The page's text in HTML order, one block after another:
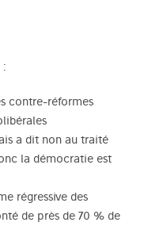
:
contre-réformes
a dit non au traité
la démocratie est
régressive des
de près de 70 % de